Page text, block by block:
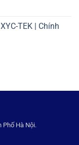
TEK | Chính
Phố Hà Nội.